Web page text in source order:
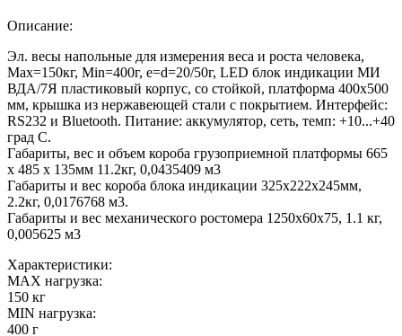
Описание:
Эл. весы напольные для измерения веса и роста человека,
Мах=150кг, Min=400г, e=d=20/50г, LED блок индикации МИ
ВДА/7Я пластиковый корпус, со стойкой, платформа 400х500
мм, крышка из нержавеющей стали с покрытием. Интерфейс:
RS232 и Bluetooth. Питание: аккумулятор, сеть, темп: +10...+40
град С.
Габариты, вес и объем короба грузоприемной платформы 665
х 485 х 135мм 11.2кг, 0,0435409 м3
Габариты и вес короба блока индикации 325х222х245мм,
2.2кг, 0,0176768 м3.
Габариты и вес механического ростомера 1250х60х75, 1.1 кг,
0,005625 м3
Характеристики:
MAX нагрузка:
150 кг
MIN нагрузка:
400 г